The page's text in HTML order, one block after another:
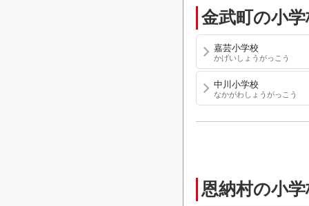
金武町の小
嘉芸小学校
かげいしょうがっこう
中川小学校
なかがわしょうがっこう
恩納村の小